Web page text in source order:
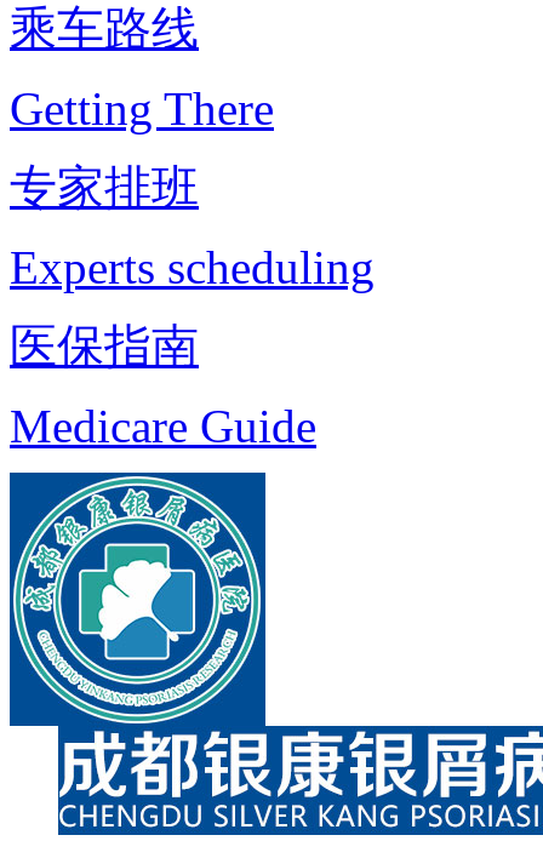
乘车路线
Getting There
专家排班
Experts scheduling
医保指南
Medicare Guide